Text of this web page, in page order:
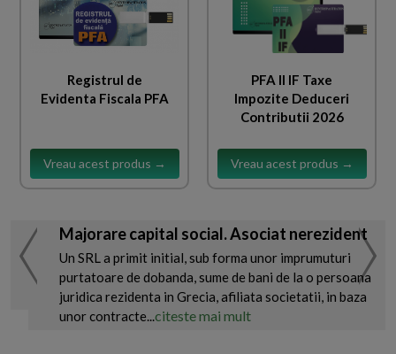
Registrul de
Evidenta Fiscala PFA
Vreau acest produs →
PFA II IF Taxe
Impozite Deduceri
Contributii 2026
Vreau acest produs →
Majorare capital social. Asociat nerezident
Un SRL a primit initial, sub forma unor imprumuturi
purtatoare de dobanda, sume de bani de la o persoana
juridica rezidenta in Grecia, afiliata societatii, in baza
unor contracte...citeste mai mult